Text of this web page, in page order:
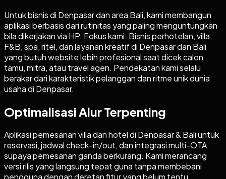
Untuk bisnis di Denpasar dan area Bali, kami membangun
aplikasi berbasis dari rutinitas yang paling menguntungkan
bila dikerjakan via HP. Fokus kami: Bisnis perhotelan, villa,
F&B, spa, ritel, dan layanan kreatif di Denpasar dan Bali
yang butuh website lebih profesional saat dicek calon
tamu, mitra, atau travel agen. Pendekatan kami selalu
berakar dari karakteristik pelanggan dan ritme unik dunia
usaha di Denpasar.
Optimalisasi Alur Terpenting
Aplikasi pemesanan villa dan hotel di Denpasar & Bali untuk
reservasi, jadwal check-in/out, dan integrasi multi-OTA
supaya pemesanan ganda berkurang. Kami merancang
versi rilis yang langsung tepat guna tanpa membebani
pengguna dengan deretan fitur yang belum tentu